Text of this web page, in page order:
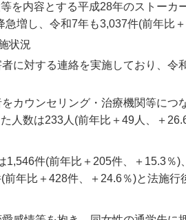
を内容とする平成28年のストーカ
増し、令和7年も3,037件(前年比
状況
に対する連絡を実施しており、令
カウンセリング・治療機関等につ
人数は233人(前年比＋49人、＋
件(前年比＋205件、＋15.3％)
年比＋428件、＋24.6％)と法施行